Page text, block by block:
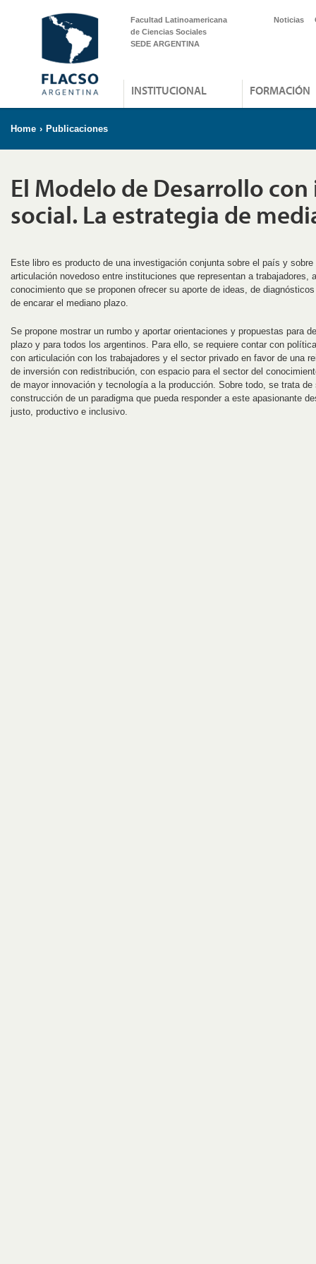
Facultad Latinoamericana
de Ciencias Sociales
SEDE ARGENTINA
Noticias
INSTITUCIONAL FORMACIÓN
Home › Publicaciones
El Modelo de Desarrollo
social. La estrategia de
Este libro es producto de una investigación conjunta sobre el país y
articulación novedoso entre instituciones que representan a trabajadores,
conocimiento que se proponen ofrecer su aporte de ideas, de
de encarar el mediano plazo.
Se propone mostrar un rumbo y aportar orientaciones y propuestas para
plazo y para todos los argentinos. Para ello, se requiere contar con
con articulación con los trabajadores y el sector privado en favor de una
de inversión con redistribución, con espacio para el sector del
de mayor innovación y tecnología a la producción. Sobre todo, se trata de
construcción de un paradigma que pueda responder a este apasionante
justo, productivo e inclusivo.